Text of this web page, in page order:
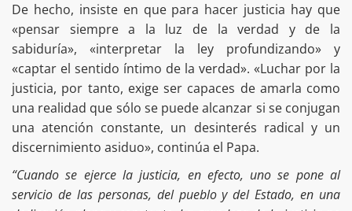
De hecho, insiste en que para hacer justicia hay que
«pensar siempre a la luz de la verdad y de la
sabiduría», «interpretar la ley profundizando» y
«captar el sentido íntimo de la verdad». «Luchar por la
justicia, por tanto, exige ser capaces de amarla como
una realidad que sólo se puede alcanzar si se conjugan
una atención constante, un desinterés radical y un
discernimiento asiduo», continúa el Papa.
“Cuando se ejerce la justicia, en efecto, uno se pone al
servicio de las personas, del pueblo y del Estado, en una